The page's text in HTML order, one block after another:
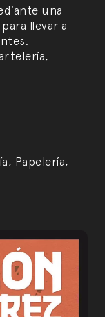
una
llevar a
Papelería,